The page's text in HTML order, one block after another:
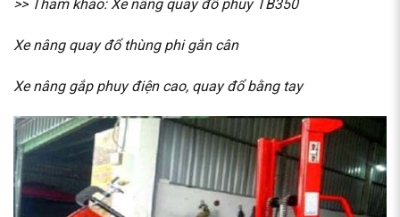
>> Tham khảo: Xe nâng quay đổ phuy TB350
Xe nâng quay đổ thùng phi gắn cân
Xe nâng gắp phuy điện cao, quay đổ bằng tay